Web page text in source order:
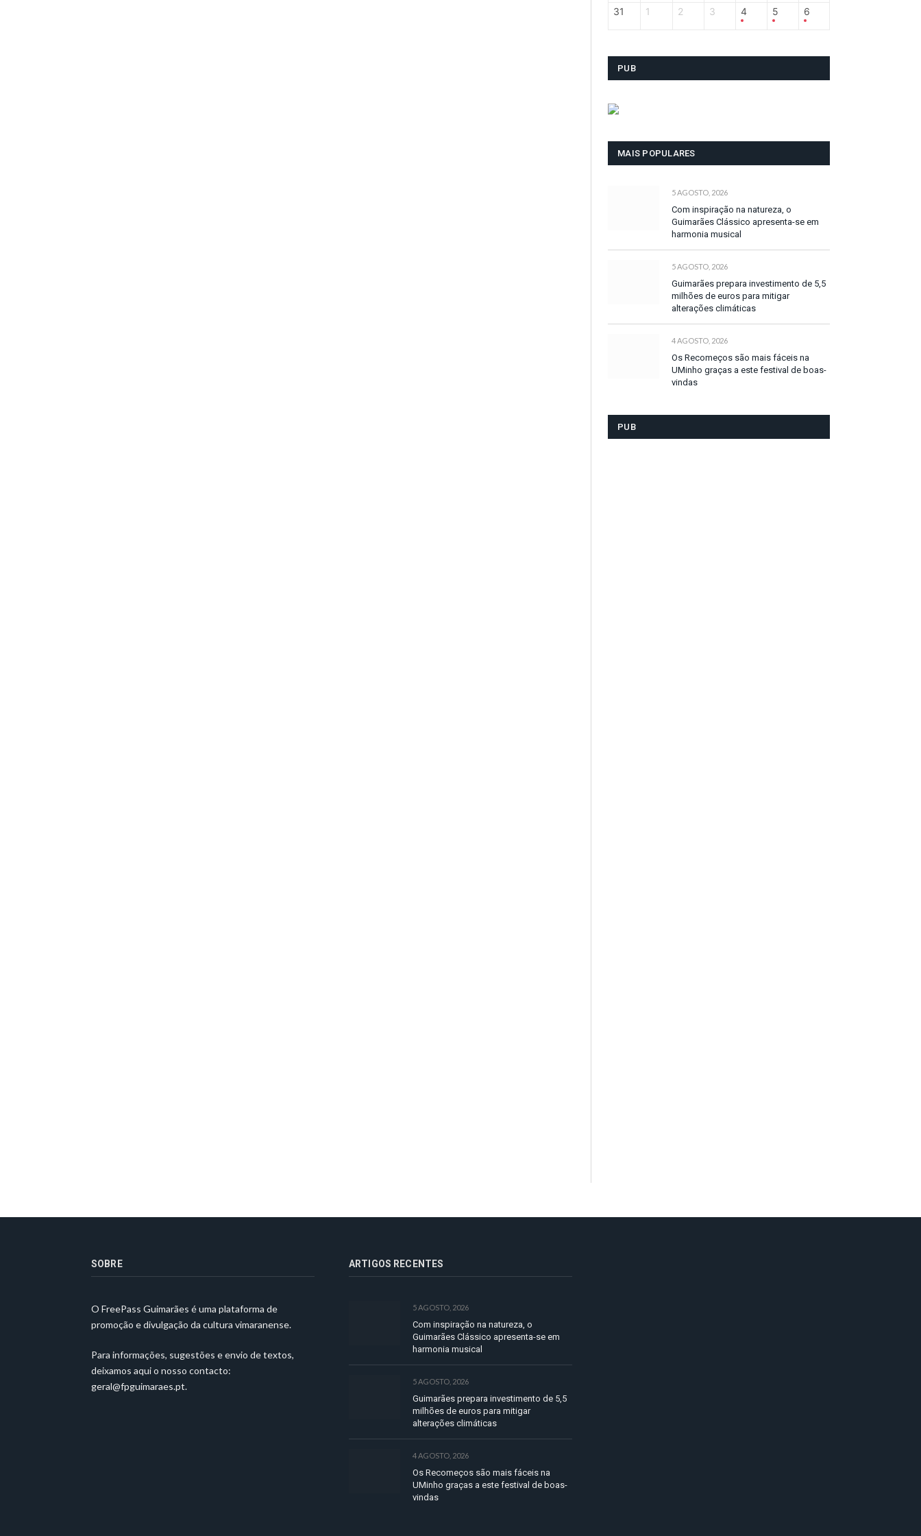
31 1 2 3 4 5 6
PUB
MAIS POPULARES
5 AGOSTO, 2026
Com inspiração na natureza, o
Guimarães Clássico apresenta-se em
harmonia musical
5 AGOSTO, 2026
Guimarães prepara investimento de 5,5
milhões de euros para mitigar
alterações climáticas
4 AGOSTO, 2026
Os Recomeços são mais fáceis na
UMinho graças a este festival de boas-
vindas
PUB
SOBRE
O FreePass Guimarães é uma plataforma de
promoção e divulgação da cultura vimaranense.
Para informações, sugestões e envio de textos,
deixamos aqui o nosso contacto:
geral@fpguimaraes.pt.
ARTIGOS RECENTES
5 AGOSTO, 2026
Com inspiração na natureza, o
Guimarães Clássico apresenta-se em
harmonia musical
5 AGOSTO, 2026
Guimarães prepara investimento de 5,5
milhões de euros para mitigar
alterações climáticas
4 AGOSTO, 2026
Os Recomeços são mais fáceis na
UMinho graças a este festival de boas-
vindas